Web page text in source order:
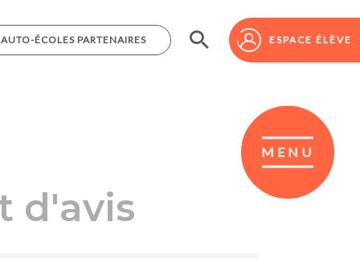
AUTO-ÉCOLES PARTENAIRES ESPACE ÉLÈVE
MENU
AUTO-ÉCOLES PARTENAIRES ESPACE ÉLÈVE
d'avis